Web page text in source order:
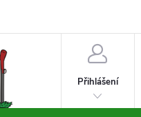
Přihlášení